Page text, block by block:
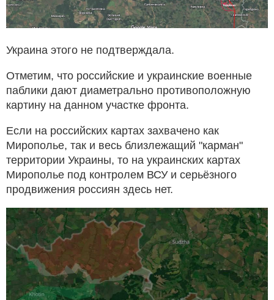
Украина этого не подтверждала.
Отметим, что российские и украинские военные
паблики дают диаметрально противоположную
картину на данном участке фронта.
Если на российских картах захвачено как
Мирополье, так и весь близлежащий "карман"
территории Украины, то на украинских картах
Мирополье под контролем ВСУ и серьёзного
продвижения россиян здесь нет.